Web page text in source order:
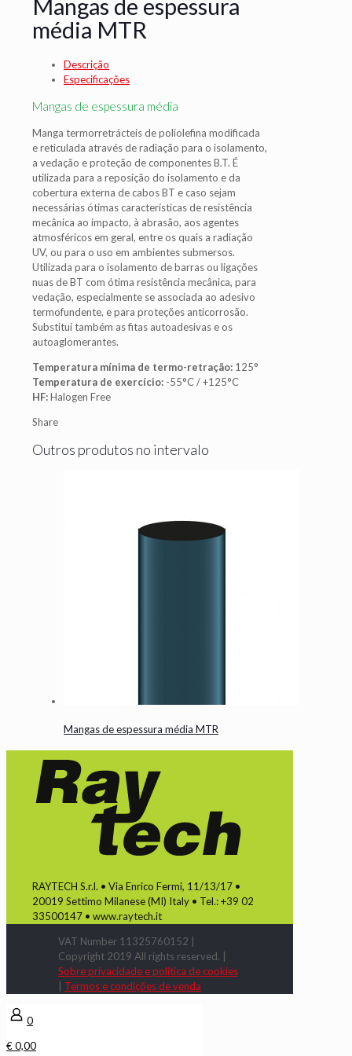
Mangas de espessura
média MTR
Descrição
Especificações
Mangas de espessura média
Manga termorretrácteis de poliolefina modificada
e reticulada através de radiação para o isolamento,
a vedação e proteção de componentes B.T. É
utilizada para a reposição do isolamento e da
cobertura externa de cabos BT e caso sejam
necessárias ótimas características de resistência
mecânica ao impacto, à abrasão, aos agentes
atmosféricos em geral, entre os quais a radiação
UV, ou para o uso em ambientes submersos.
Utilizada para o isolamento de barras ou ligações
nuas de BT com ótima resistência mecânica, para
vedação, especialmente se associada ao adesivo
termofundente, e para proteções anticorrosão.
Substitui também as fitas autoadesivas e os
autoaglomerantes.
Temperatura mínima de termo-retração: 125°
Temperatura de exercício: -55°C / +125°C
HF:Halogen Free
Share
Outros produtos no intervalo
Mangas de espessura média MTR
RAYTECH S.r.l. • Via Enrico Fermi, 11/13/17 •
20019 Settimo Milanese (MI) Italy • Tel.: +39 02
33500147 • www.raytech.it
VAT Number 11325760152 |
Copyright 2019 All rights reserved. |
Sobre privacidade e política de cookies
Termos e condições de venda
0
€ 0,00